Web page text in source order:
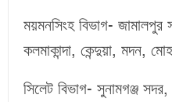
ময়মনসিংহ বিভাগ- জামালপুর
কলমাকান্দা, কেন্দুয়া, মদন,
সিলেট বিভাগ- সুনামগঞ্জ